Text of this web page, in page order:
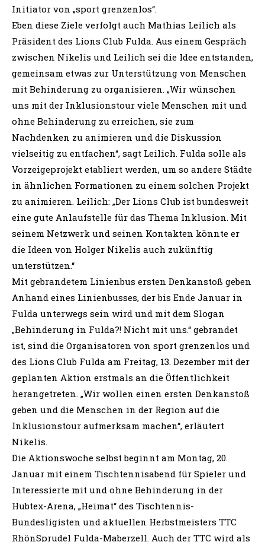
Initiator von „sport grenzenlos“.
Eben diese Ziele verfolgt auch Mathias Leilich als
Präsident des Lions Club Fulda. Aus einem Gespräch
zwischen Nikelis und Leilich sei die Idee entstanden,
gemeinsam etwas zur Unterstützung von Menschen
mit Behinderung zu organisieren. „Wir wünschen
uns mit der Inklusionstour viele Menschen mit und
ohne Behinderung zu erreichen, sie zum
Nachdenken zu animieren und die Diskussion
vielseitig zu entfachen“, sagt Leilich. Fulda solle als
Vorzeigeprojekt etabliert werden, um so andere Städte
in ähnlichen Formationen zu einem solchen Projekt
zu animieren. Leilich: „Der Lions Club ist bundesweit
eine gute Anlaufstelle für das Thema Inklusion. Mit
seinem Netzwerk und seinen Kontakten könnte er
die Ideen von Holger Nikelis auch zukünftig
unterstützen.“
Mit gebrandetem Linienbus ersten Denkanstoß geben
Anhand eines Linienbusses, der bis Ende Januar in
Fulda unterwegs sein wird und mit dem Slogan
„Behinderung in Fulda?! Nicht mit uns.“ gebrandet
ist, sind die Organisatoren von sport grenzenlos und
des Lions Club Fulda am Freitag, 13. Dezember mit der
geplanten Aktion erstmals an die Öffentlichkeit
herangetreten. „Wir wollen einen ersten Denkanstoß
geben und die Menschen in der Region auf die
Inklusionstour aufmerksam machen“, erläutert
Nikelis.
Die Aktionswoche selbst beginnt am Montag, 20.
Januar mit einem Tischtennisabend für Spieler und
Interessierte mit und ohne Behinderung in der
Hubtex-Arena, „Heimat“ des Tischtennis-
Bundesligisten und aktuellen Herbstmeisters TTC
RhönSprudel Fulda-Maberzell. Auch der TTC wird als